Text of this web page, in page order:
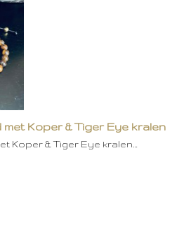
Koper & Tiger Eye kralen
Koper & Tiger Eye kralen…